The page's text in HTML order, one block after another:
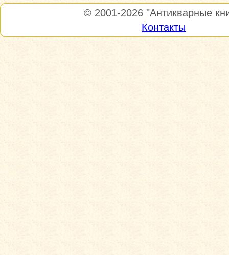
© 2001-2026 "Антикварные
Контакты